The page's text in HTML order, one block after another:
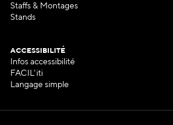
Staffs & Montages
Stands
ACCESSIBILITÉ
Infos accessibilité
FACIL'iti
Langage simple